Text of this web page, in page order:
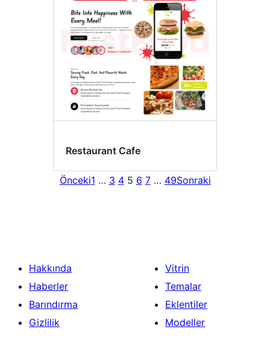
Restaurant Cafe
Önceki1 … 3 4 5 6 7 … 49Sonraki
Hakkında
Haberler
Barındırma
Gizlilik
Vitrin
Temalar
Eklentiler
Modeller